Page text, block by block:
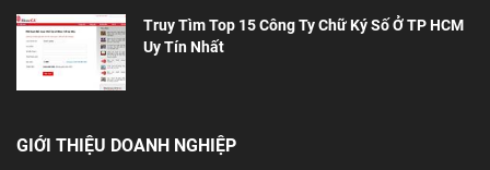
Truy Tìm Top 15 Công Ty Chữ Ký Số Ở TP HCM
Uy Tín Nhất
GIỚI THIỆU DOANH NGHIỆP